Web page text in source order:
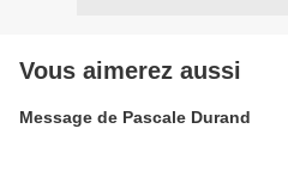
Vous aimerez aussi
Message de Pascale Durand